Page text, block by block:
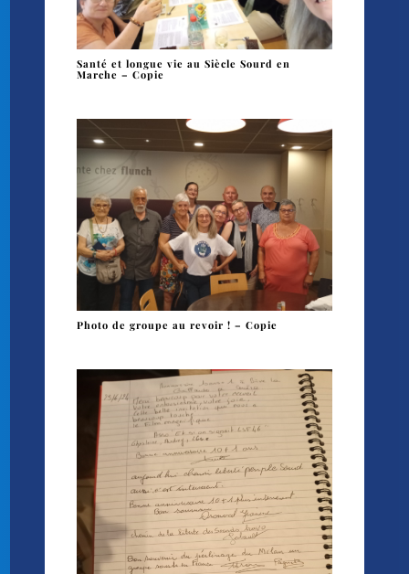
Santé et longue vie au Siècle Sourd en
Marche – Copie
Photo de groupe au revoir ! – Copie